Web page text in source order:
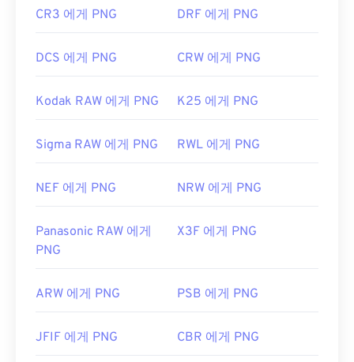
CR3 에게 PNG DRF 에게 PNG
DCS 에게 PNG CRW 에게 PNG
Kodak RAW 에게 PNG K25 에게 PNG
Sigma RAW 에게 PNG RWL 에게 PNG
NEF 에게 PNG NRW 에게 PNG
Panasonic RAW 에게
PNG
X3F 에게 PNG
ARW 에게 PNG PSB 에게 PNG
JFIF 에게 PNG CBR 에게 PNG